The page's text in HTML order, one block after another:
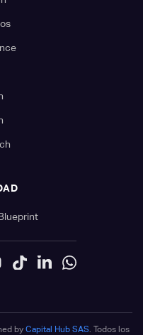
by Capital Hub SAS . Todos los